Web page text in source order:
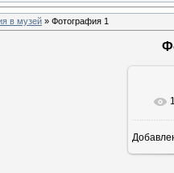
в музей » Фотография 1